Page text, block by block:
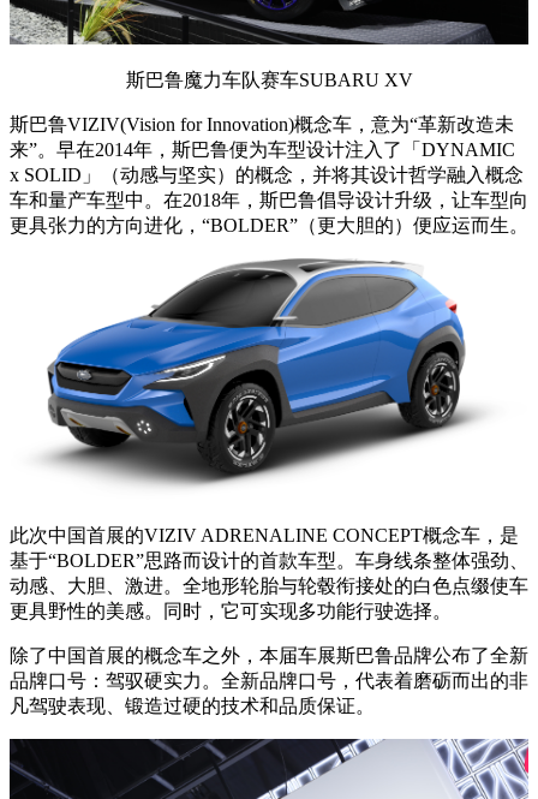
斯巴鲁魔力车队赛车SUBARU XV
斯巴鲁VIZIV(Vision for Innovation)概念车，意为“革新改造未
来”。早在2014年，斯巴鲁便为车型设计注入了「DYNAMIC
x SOLID」（动感与坚实）的概念，并将其设计哲学融入概念
车和量产车型中。在2018年，斯巴鲁倡导设计升级，让车型向
更具张力的方向进化，“BOLDER”（更大胆的）便应运而生。
此次中国首展的VIZIV ADRENALINE CONCEPT概念车，是
基于“BOLDER”思路而设计的首款车型。车身线条整体强劲、
动感、大胆、激进。全地形轮胎与轮毂衔接处的白色点缀使车
更具野性的美感。同时，它可实现多功能行驶选择。
除了中国首展的概念车之外，本届车展斯巴鲁品牌公布了全新
品牌口号：驾驭硬实力。全新品牌口号，代表着磨砺而出的非
凡驾驶表现、锻造过硬的技术和品质保证。